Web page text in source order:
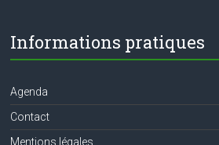
Informations pratiques
Agenda
Contact
Mentions légales